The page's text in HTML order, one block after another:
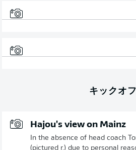
キックオフ
Hajou's view on Mainz
In the absence of head coach
(pictured r.) due to personal